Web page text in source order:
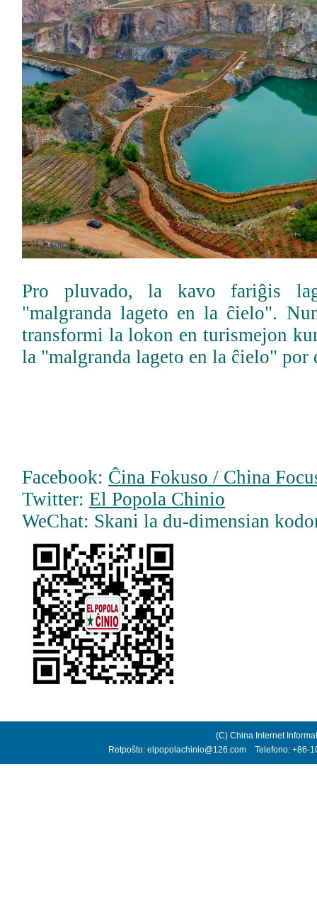
Pro pluvado, la kavo fariĝis
"malgranda lageto en la ĉielo".
transformi la lokon en turismejon
la "malgranda lageto en la ĉielo"
Facebook: Ĉina Fokuso / China
Twitter: El Popola Chinio
WeChat: Skani la du-dimensian
(C) China Internet
Retpoŝto: elpopolachinio@126.com Telefono: +86-